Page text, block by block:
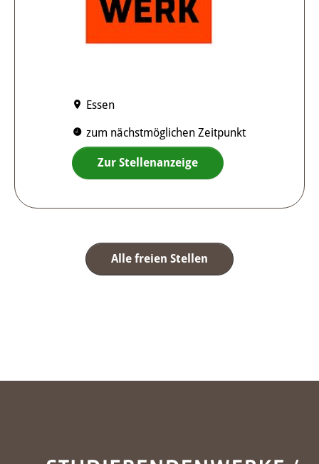
Essen
zum nächstmöglichen Zeitpunkt
Zur Stellenanzeige
Alle freien Stellen